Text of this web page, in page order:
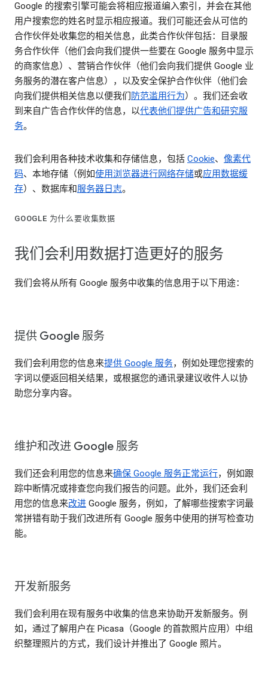
Google 的搜索引擎可能会将相应报道编入索引，并会在其他
用户搜索您的姓名时显示相应报道。我们可能还会从可信的
合作伙伴处收集您的相关信息，此类合作伙伴包括：目录服
务合作伙伴（他们会向我们提供一些要在 Google 服务中显示
的商家信息）、营销合作伙伴（他们会向我们提供 Google 业
务服务的潜在客户信息），以及安全保护合作伙伴（他们会
向我们提供相关信息以便我们 防范滥用行为）。我们还会收
到来自广告合作伙伴的信息，以代表他们提供广告和研究服
务。
我们会利用各种技术收集和存储信息，包括 Cookie、 像素代
码、本地存储（例如使用浏览器进行网络存储或应用数据缓
存）、数据库和服务器日志。
GOOGLE 为什么要收集数据
我们会利用数据打造更好的服务
我们会将从所有 Google 服务中收集的信息用于以下用途：
提供 Google 服务
我们会利用您的信息来提供 Google 服务，例如处理您搜索的
字词以便返回相关结果，或根据您的通讯录建议收件人以协
助您分享内容。
维护和改进 Google 服务
我们还会利用您的信息来确保 Google 服务正常运行，例如跟
踪中断情况或排查您向我们报告的问题。此外，我们还会利
用您的信息来改进 Google 服务，例如，了解哪些搜索字词最
常拼错有助于我们改进所有 Google 服务中使用的拼写检查功
能。
开发新服务
我们会利用在现有服务中收集的信息来协助开发新服务。例
如，通过了解用户在 Picasa（Google 的首款照片应用）中组
织整理照片的方式，我们设计并推出了 Google 照片。